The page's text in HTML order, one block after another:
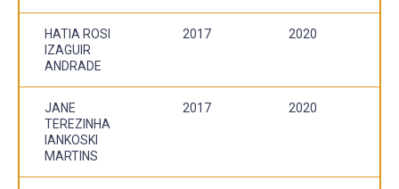
HATIA ROSI
IZAGUIR
ANDRADE
2017 2020
JANE
TEREZINHA
IANKOSKI
MARTINS
2017 2020